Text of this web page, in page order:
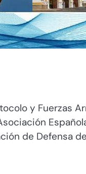
y Fuerzas
de Defensa